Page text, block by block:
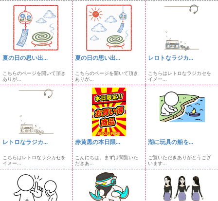
夏の日の思い出...
こちらのページを開いて頂き
ありが...
夏の日の思い出...
こちらのページを開いて頂き
ありが...
レロトなラジカ...
こちらはレトロなラジカセを
イメー...
レトロなラジカ...
こちらはレトロなラジカセを
イメー...
赤黄黒の本日限...
こんにちは。まずは閲覧いた
だきあ...
湖に玩具の船を...
ご覧いただきありがとうござ
います...